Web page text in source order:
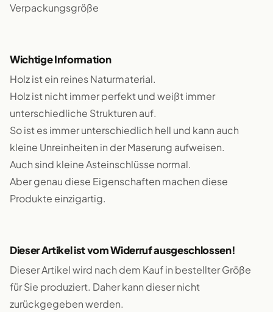
Verpackungsgröße
Wichtige Information
Holz ist ein reines Naturmaterial.
Holz ist nicht immer perfekt und weißt immer
unterschiedliche Strukturen auf.
So ist es immer unterschiedlich hell und kann auch
kleine Unreinheiten in der Maserung aufweisen.
Auch sind kleine Asteinschlüsse normal.
Aber genau diese Eigenschaften machen diese
Produkte einzigartig.
Dieser Artikel ist vom Widerruf ausgeschlossen!
Dieser Artikel wird nach dem Kauf in bestellter Größe
für Sie produziert. Daher kann dieser nicht
zurückgegeben werden.